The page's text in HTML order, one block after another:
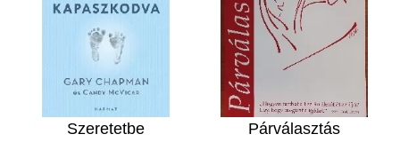
Szeretetbe
Párválasztás